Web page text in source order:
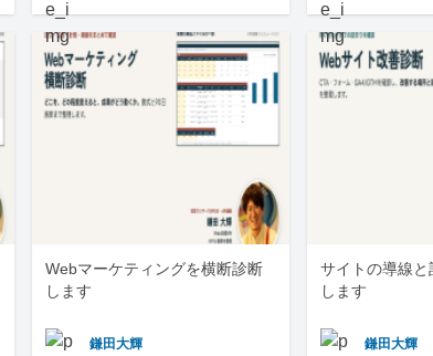
Webマーケティングを横断診断
します
鎌田大輝
サイトの導線
します
鎌田大輝